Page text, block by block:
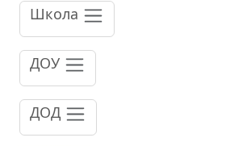
Школа
ДОУ
ДОД